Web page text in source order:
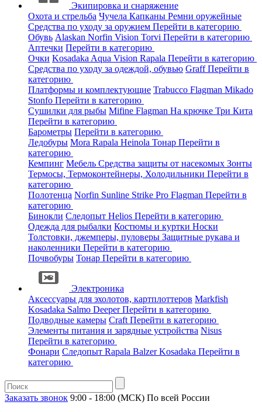
Экипировка и снаряжение
Охота и стрельба Чучела Капканы Ремни оружейные
Средства по уходу за оружием Перейти в категорию
Обувь Alaskan Norfin Vision Torvi Перейти в категорию
Аптечки Перейти в категорию
Очки Kosadaka Aqua Vision Rapala Перейти в категорию
Средства по уходу за одеждой, обувью GraffПерейти в
категорию
Платформы и комплектующие Trabucco Flagman Mikado
Stonfo Перейти в категорию
Сушилки для рыбы Mifine Flagman На крючке Три Кита
Перейти в категорию
Барометры Перейти в категорию
Ледобуры Mora Rapala Heinola Тонар Перейти в
категорию
Кемпинг Мебель Средства защиты от насекомых Зонты
Термосы, Термоконтейнеры, Холодильники Перейти в
категорию
Полотенца Norfin Sunline Strike Pro Flagman Перейти в
категорию
Бинокли Следопыт Helios Перейти в категорию
Одежда для рыбалки Костюмы и куртки Носки
Толстовки, джемперы, пуловеры Защитные рукава и
наколенники Перейти в категорию
Почвобуры Тонар Перейти в категорию
Электроника
Аксессуары для эхолотов, картплоттеров Markfish
Kosadaka Salmo DeeperПерейти в категорию
Подводные камеры Craft Перейти в категорию
Элементы питания и зарядные устройства Nisus
Перейти в категорию
Фонари Следопыт Rapala BalzerKosadaka Перейти в
категорию
Заказать звонок 9:00 - 18:00 (МСК) По всей России